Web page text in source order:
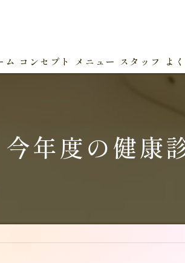
ム コンセプト メニュー スタッフ よ
今年度の健